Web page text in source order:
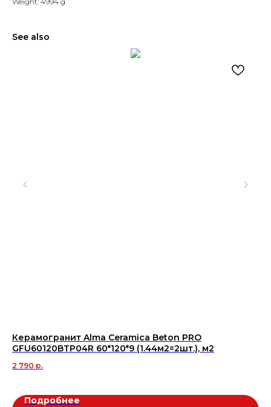
See also
Керамогранит Alma Ceramica Beton PRO
GFU60120BTP04R 60*120*9 (1.44м2=2шт.), м2
2 790 р.
Подробнее